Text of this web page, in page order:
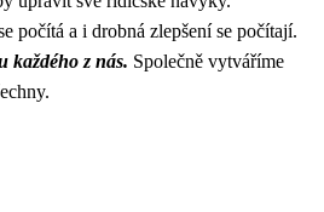
počítá a i drobná zlepšení se počítají.
každého z nás. Společně vytváříme